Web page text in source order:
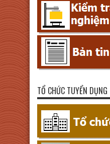
TỔ CHỨC TUYỂN DỤNG